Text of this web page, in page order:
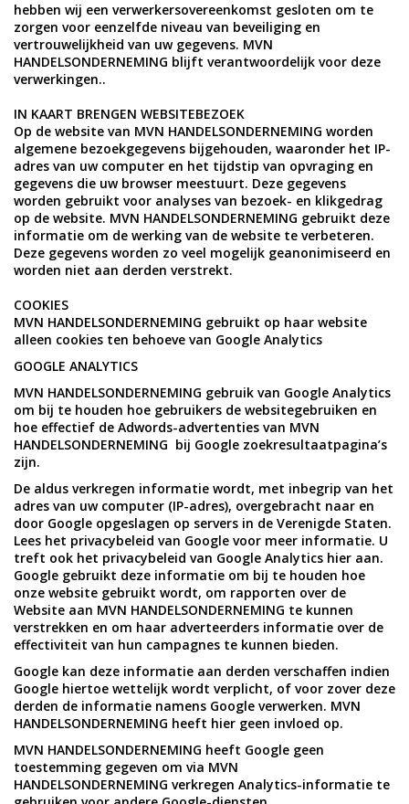
hebben wij een verwerkersovereenkomst gesloten om te
zorgen voor eenzelfde niveau van beveiliging en
vertrouwelijkheid van uw gegevens. MVN
HANDELSONDERNEMING blijft verantwoordelijk voor deze
verwerkingen..
IN KAART BRENGEN WEBSITEBEZOEK
Op de website van MVN HANDELSONDERNEMING worden
algemene bezoekgegevens bijgehouden, waaronder het IP-
adres van uw computer en het tijdstip van opvraging en
gegevens die uw browser meestuurt. Deze gegevens
worden gebruikt voor analyses van bezoek- en klikgedrag
op de website. MVN HANDELSONDERNEMING gebruikt deze
informatie om de werking van de website te verbeteren.
Deze gegevens worden zo veel mogelijk geanonimiseerd en
worden niet aan derden verstrekt.
COOKIES
MVN HANDELSONDERNEMING gebruikt op haar website
alleen cookies ten behoeve van Google Analytics
GOOGLE ANALYTICS
MVN HANDELSONDERNEMING gebruik van Google Analytics
om bij te houden hoe gebruikers de websitegebruiken en
hoe effectief de Adwords-advertenties van MVN
HANDELSONDERNEMING bij Google zoekresultaatpagina’s
zijn.
De aldus verkregen informatie wordt, met inbegrip van het
adres van uw computer (IP-adres), overgebracht naar en
door Google opgeslagen op servers in de Verenigde Staten.
Lees het privacybeleid van Google voor meer informatie. U
treft ook het privacybeleid van Google Analytics hier aan.
Google gebruikt deze informatie om bij te houden hoe
onze website gebruikt wordt, om rapporten over de
Website aan MVN HANDELSONDERNEMING te kunnen
verstrekken en om haar adverteerders informatie over de
effectiviteit van hun campagnes te kunnen bieden.
Google kan deze informatie aan derden verschaffen indien
Google hiertoe wettelijk wordt verplicht, of voor zover deze
derden de informatie namens Google verwerken. MVN
HANDELSONDERNEMING heeft hier geen invloed op.
MVN HANDELSONDERNEMING heeft Google geen
toestemming gegeven om via MVN
HANDELSONDERNEMING verkregen Analytics-informatie te